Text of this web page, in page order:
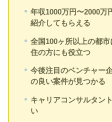
年収1000万円〜2000万
紹介してもらえる
全国100ヶ所以上の都
住の方にも役立つ
今後注目のベンチャー
の良い案件が見つかる
キャリアコンサルタン
い